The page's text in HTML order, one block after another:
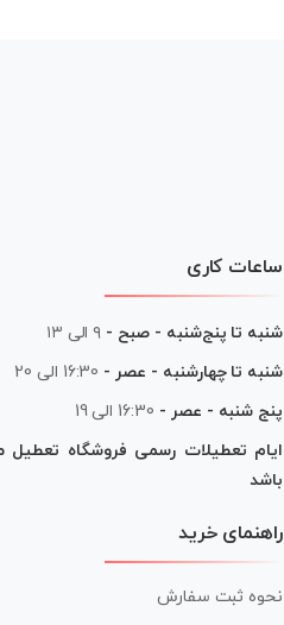
ساعات کاری
شنبه تا پنج‌شنبه - صبح - ۹ الی ۱۳
شنبه تا چهارشنبه - عصر - 16:30 الی 20
پنج شنبه - عصر - 16:30 الی 19
ایام تعطیلات رسمی فروشگاه تعطیل
باشد
راهنمای خرید
نحوه ثبت سفارش